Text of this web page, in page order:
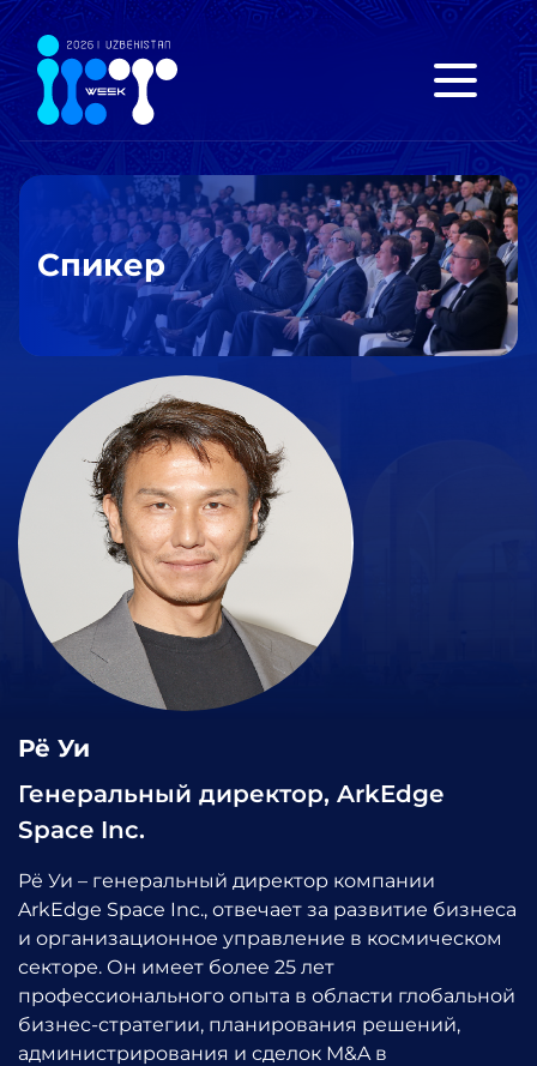
Спикер
Рё Уи
Генеральный директор, ArkEdge
Space Inc.
Рё Уи – генеральный директор компании
ArkEdge Space Inc., отвечает за развитие бизнеса
и организационное управление в космическом
секторе. Он имеет более 25 лет
профессионального опыта в области глобальной
бизнес-стратегии, планирования решений,
администрирования и сделок M&A в